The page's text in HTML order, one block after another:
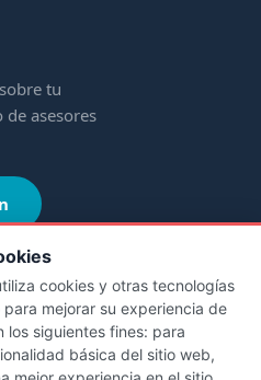
cookies y otras tecnologías
mejorar su experiencia de
los siguientes fines: para
básica del sitio web,
tu
asesores
Aragón Asturias